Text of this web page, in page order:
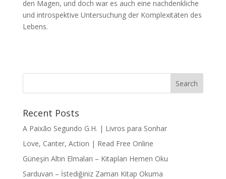
den Magen, und doch war es auch eine nachdenkliche
und introspektive Untersuchung der Komplexitäten des
Lebens.
Recent Posts
A Paixão Segundo G.H. | Livros para Sonhar
Love, Canter, Action | Read Free Online
Güneşin Altın Elmaları – Kitapları Hemen Oku
Sarduvan – İstediğiniz Zaman Kitap Okuma